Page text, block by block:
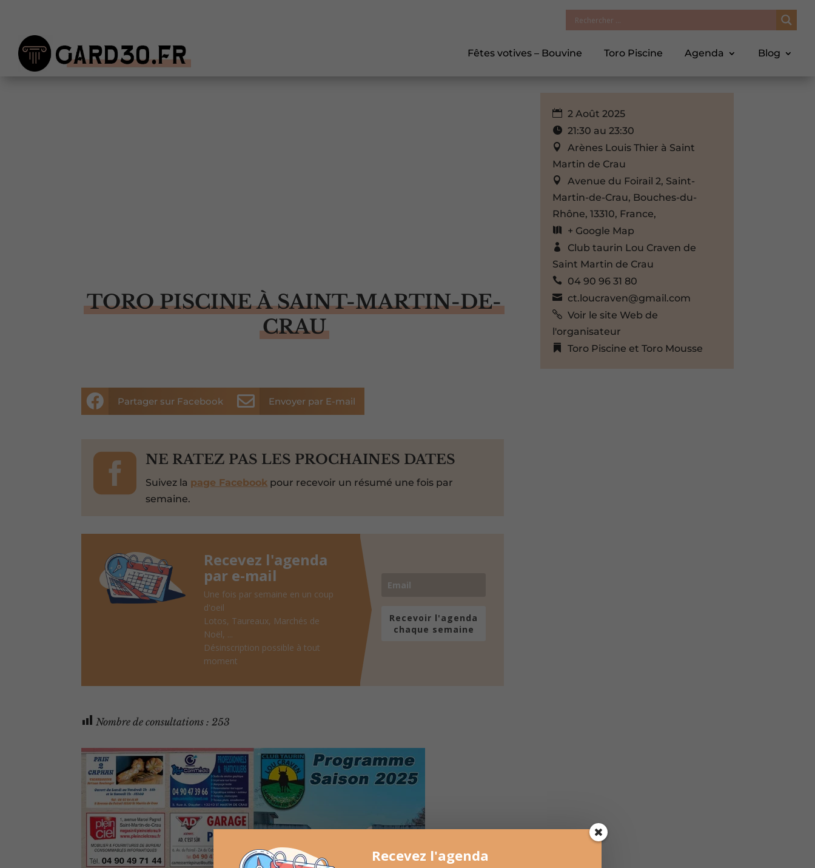
Fêtes votives – Bouvine Toro Piscine Agenda Blog
TORO PISCINE À SAINT-MARTIN-DE-
CRAU
 Partager sur Facebook  Envoyer par E-mail
 NE RATEZ PAS LES PROCHAINES DATES
Suivez la page Facebook pour recevoir un résumé une fois par
semaine.
Recevez l'agenda
par e-mail
Une fois par semaine en un coup
d'oeil
Lotos, Taureaux, Marchés de
Noël, ...
Désinscription possible à tout
moment
Recevoir l'agenda
chaque semaine
Nombre de consultations : 253
2 Août 2025
21:30 au 23:30
Arènes Louis Thier à Saint
Martin de Crau
Avenue du Foirail 2, Saint-
Martin-de-Crau, Bouches-du-
Rhône, 13310, France,
+ Google Map
Club taurin Lou Craven de
Saint Martin de Crau
04 90 96 31 80
ct.loucraven@gmail.com
Voir le site Web de
l'organisateur
Toro Piscine et Toro Mousse
Recevez l'agenda